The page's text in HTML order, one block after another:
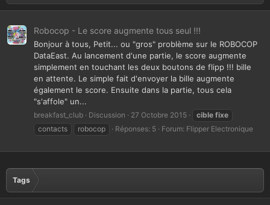
Robocop - Le score augmente tous seul !!!
Bonjour à tous, Petit... ou "gros" problème sur le ROBOCOP
DataEast. Au lancement d'une partie, le score augmente
simplement en touchant les deux boutons de flipp !!! bille
en attente. Le simple fait d'envoyer la bille augmente
également le score. Ensuite dans la partie, tous cela
"s'affole" un...
breakfast_club Discussion 27 Octobre 2015 cible fixe
contacts
robocop Réponses: 5 Forum: Flipper Electronique
Tags